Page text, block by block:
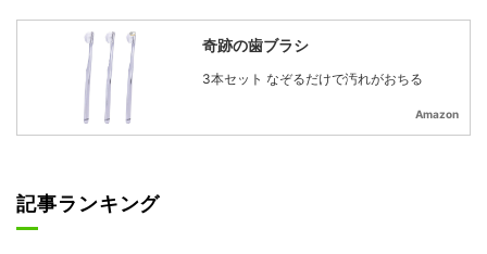
奇跡の歯ブラシ
3本セット なぞるだけで汚れがおちる
Amazon
記事ランキング